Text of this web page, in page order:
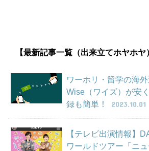
【最新記事一覧（出来立てホヤホヤ
ワーホリ・留学の海
Wise（ワイズ）が安
録も簡単！
2023.10.01
【テレビ出演情報】
ワールドツアー「ニ